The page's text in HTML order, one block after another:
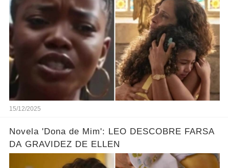
O PLANO DE ELLEN
15/12/2025
Novela 'Dona de Mim': LEO DESCOBRE FARSA
DA GRAVIDEZ DE ELLEN